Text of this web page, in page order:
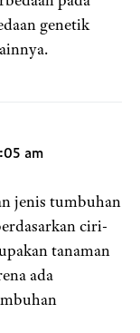
genetik
am
jenis tumbuhan
ciri-
tanaman
ada